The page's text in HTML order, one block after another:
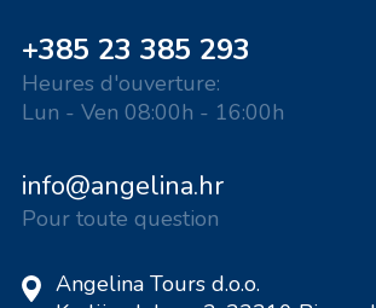
+385 23 385 293
Heures d'ouverture:
Lun - Ven 08:00h - 16:00h
info@angelina.hr
Pour toute question
Angelina Tours d.o.o.